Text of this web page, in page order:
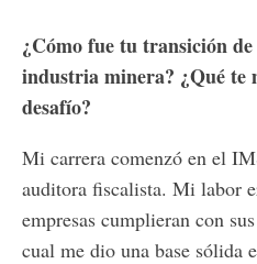
¿Cómo fue tu transición
industria minera? ¿Qué te
desafío?
Mi carrera comenzó en el
auditora fiscalista. Mi labor
empresas cumplieran con
cual me dio una base sólida